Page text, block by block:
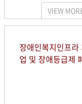
VIEW
장애인복지인프라
업 및 장애등급제